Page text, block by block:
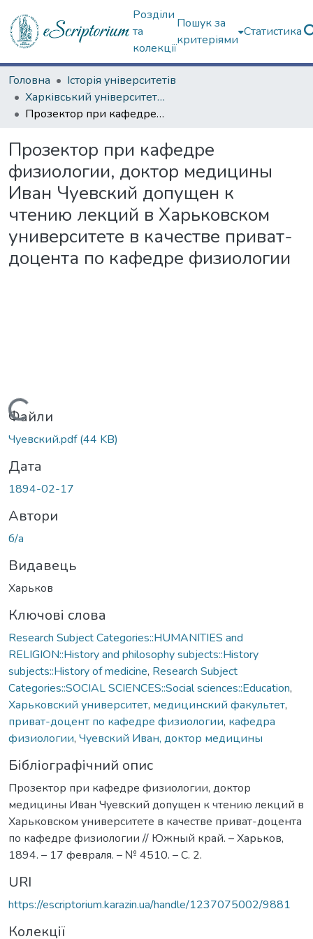
Розділи
та
колекції
Пошук за
критеріями
Статистика
Головна
Історія університетів
Харківський університет (сторінками періодичних видань)
Прозектор при кафедре физиологии, доктор медицины Иван Чуевский допущен к чтению лекций в Харьковском университете в качестве приват-доцента по кафедре физиологии
Прозектор при кафедре
физиологии, доктор медицины
Иван Чуевский допущен к
чтению лекций в Харьковском
университете в качестве приват-
доцента по кафедре физиологии
Вантажиться...
Файли
Чуевский.pdf(44 KB)
Дата
1894-02-17
Автори
б/а
Видавець
Харьков
Ключові слова
Research Subject Categories::HUMANITIES and
RELIGION::History and philosophy subjects::History
subjects::History of medicine, Research Subject
Categories::SOCIAL SCIENCES::Social sciences::Education,
Харьковский университет, медицинский факультет,
приват-доцент по кафедре физиологии, кафедра
физиологии, Чуевский Иван, доктор медицины
Бібліографічний опис
Прозектор при кафедре физиологии, доктор
медицины Иван Чуевский допущен к чтению лекций в
Харьковском университете в качестве приват-доцента
по кафедре физиологии // Южный край. – Харьков,
1894. – 17 февраля. – № 4510. – С. 2.
URI
https://escriptorium.karazin.ua/handle/1237075002/9881
Колекції